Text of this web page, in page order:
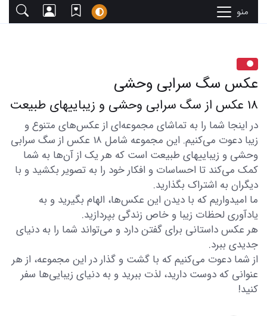
منو
عکس سگ سرابی وحشی
18 عکس از سگ سرابی وحشی و زیباییهای طبیعت
در اینجا شما را به تماشای مجموعه‌ای از عکس‌های متنوع و
زیبا دعوت می‌کنیم. این مجموعه شامل 18 عکس از سگ سرابی
وحشی و زیباییهای طبیعت است که هر یک از آن‌ها به شما
کمک می‌کند تا احساسات و افکار خود را به تصویر بکشید و با
دیگران به اشتراک بگذارید.
ما امیدواریم که با دیدن این عکس‌ها، الهام بگیرید و به
یادآوری لحظات زیبا و خاص زندگی بپردازید.
هر عکس داستانی برای گفتن دارد و می‌تواند شما را به دنیای
جدیدی ببرد.
از شما دعوت می‌کنیم که با گشت و گذار در این مجموعه، از هر
عنوانی که دوست دارید، لذت ببرید و به دنیای زیبایی‌ها سفر
کنید!